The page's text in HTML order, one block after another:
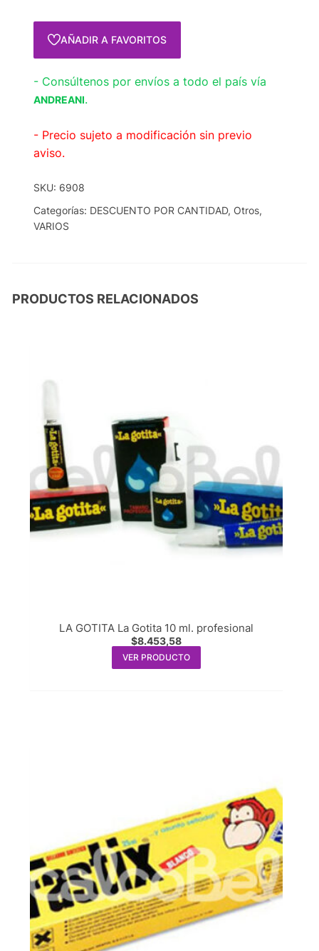
AÑADIR A FAVORITOS
- Consúltenos por envíos a todo el país vía
ANDREANI.
- Precio sujeto a modificación sin previo
aviso.
SKU: 6908
Categorías: DESCUENTO POR CANTIDAD,Otros,
VARIOS
PRODUCTOS RELACIONADOS
LA GOTITA La Gotita 10 ml. profesional
$8.453,58
VER PRODUCTO